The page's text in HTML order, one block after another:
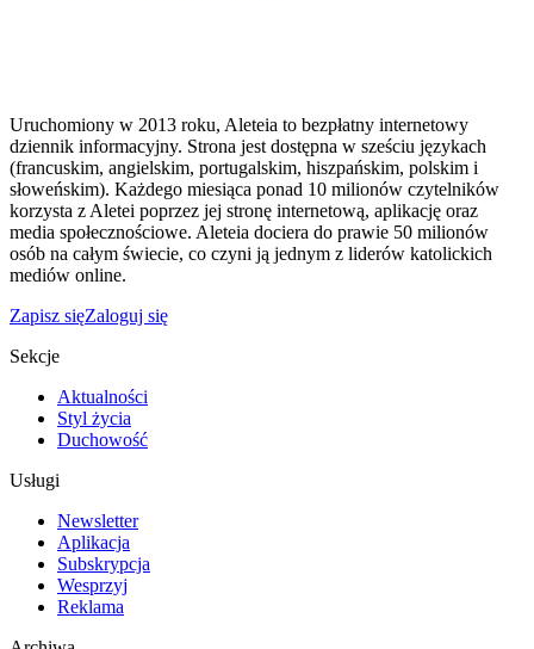
Uruchomiony w 2013 roku, Aleteia to bezpłatny internetowy
dziennik informacyjny. Strona jest dostępna w sześciu językach
(francuskim, angielskim, portugalskim, hiszpańskim, polskim i
słoweńskim). Każdego miesiąca ponad 10 milionów czytelników
korzysta z Aletei poprzez jej stronę internetową, aplikację oraz
media społecznościowe. Aleteia dociera do prawie 50 milionów
osób na całym świecie, co czyni ją jednym z liderów katolickich
mediów online.
Zapisz sięZaloguj się
Sekcje
Aktualności
Styl życia
Duchowość
Usługi
Newsletter
Aplikacja
Subskrypcja
Wesprzyj
Reklama